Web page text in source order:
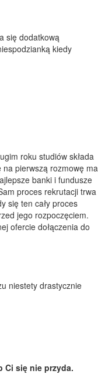
się dodatkową
kiedy
roku studiów składa
pierwszą rozmowę ma
banki i fundusze
proces rekrutacji trwa
się ten cały proces
jego rozpoczęciem.
ofercie dołączenia do
niestety drastycznie
Ci się nie przyda.